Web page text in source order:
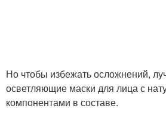
Но чтобы избежать осложнений,
осветляющие маски для лица с
компонентами в составе.